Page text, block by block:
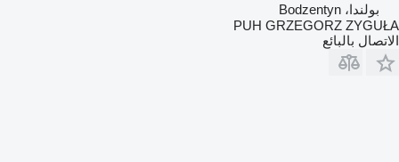
بولندا، Bodzentyn
PUH GRZEGORZ ZYGUŁA
الاتصال بالبائع